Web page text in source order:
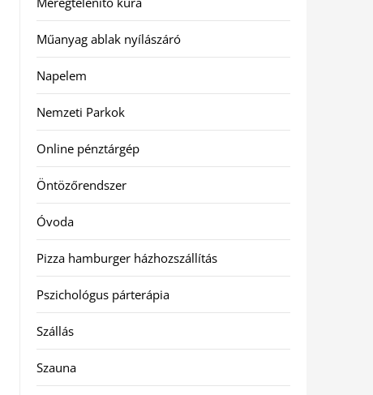
Műanyag ablak nyílászáró
Napelem
Nemzeti Parkok
Online pénztárgép
Öntözőrendszer
Óvoda
Pizza hamburger házhozszállítás
Pszichológus párterápia
Szállás
Szauna